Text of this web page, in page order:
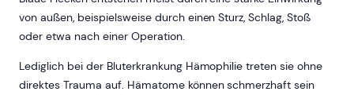
von außen, beispielsweise durch einen Sturz, Schlag, Stoß
oder etwa nach einer Operation.
Lediglich bei der Bluterkrankung Hämophilie treten sie ohne
direktes Trauma auf. Hämatome können schmerzhaft sein